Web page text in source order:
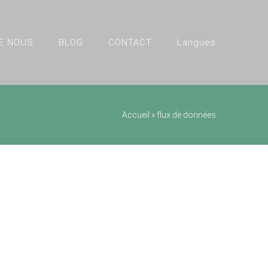
NOUS BLOG CONTACT Langues
Accueil » flux de données